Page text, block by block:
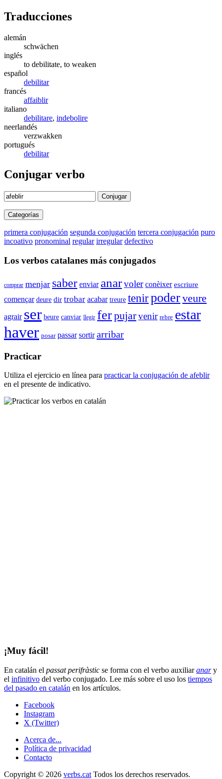
Traducciones
alemán
schwächen
inglés
to debilitate, to weaken
español
debilitar
francés
affaiblir
italiano
debilitare, indebolire
neerlandés
verzwakken
portugués
debilitar
Conjugar verbo
Conjugar
Categorías
primera conjugación segunda conjugación tercera conjugación puro
incoativo pronominal regular irregular defectivo
Los verbos catalanes más conjugados
comprar menjar saber enviar anarvoler conèixer escriure
començar deure dir trobar acabar treure tenirpoderveure
agrair ser beure canviar llegir ferpujarvenir rebre estar
haver posar passar sortir arribar
Practicar
Utiliza el ejercicio en línea para practicar la conjugación de afeblir
en el presente de indicativo.
¡Muy fácil!
En catalán el passat perifràstic se forma con el verbo auxiliaranary
el infinitivo del verbo conjugado. Lee más sobre el uso los tiempos
del pasado en catalán en los artículos.
Facebook
Instagram
X (Twitter)
Acerca de...
Política de privacidad
Contacto
Copyright © 2026 verbs.cat Todos los derechos reservados.